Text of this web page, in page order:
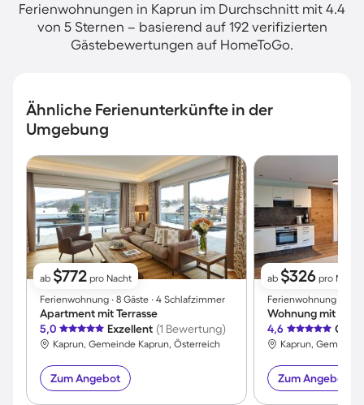
Ferienwohnungen in Kaprun im Durchschnitt mit 4.4
von 5 Sternen – basierend auf 192 verifizierten
Gästebewertungen auf HomeToGo.
Ähnliche Ferienunterkünfte in der
Umgebung
ab $772 pro Nacht
Ferienwohnung ∙ 8 Gäste ∙ 4 Schlafzimmer
Apartment mit Terrasse
5,0
Exzellent (1 Bewertung)
Kaprun, Gemeinde Kaprun, Österreich
Zum Angebot
ab $326 pro Nacht
Ferienwohnung ∙ 5
4,6
Kaprun,
Zum Angebot